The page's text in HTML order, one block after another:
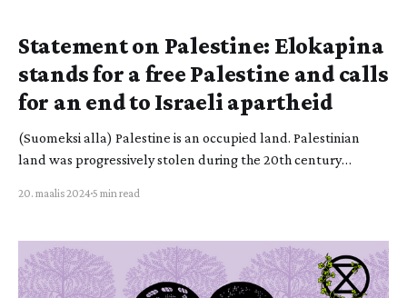
Statement on Palestine: Elokapina
stands for a free Palestine and calls
for an end to Israeli apartheid
(Suomeksi alla) Palestine is an occupied land. Palestinian
land was progressively stolen during the 20th century
bloody establishment of the state of Israel. Modern
20. maalis 2024 5 min read